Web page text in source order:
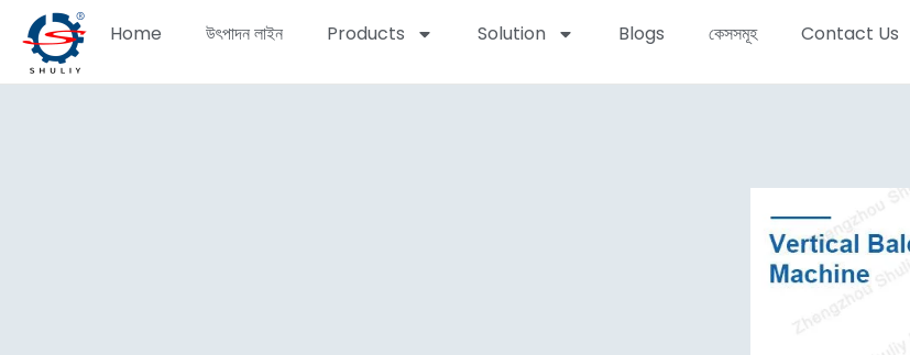
Home উৎপাদন লাইন Products Solution Blogs কেসসমূহ Contact Us